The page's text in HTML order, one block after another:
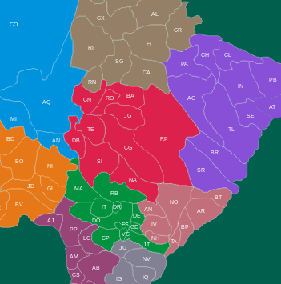
CO
AQ
MI
AN
CX
RI
AL
CR
FI
SG
BA
CA
PA
CH CL
PB
SE
TL
AG
BR
SR
BT
AR
RP
RO
JG
CG
SI
NA
TA
NH
JT
RB
MA
IT
DR
DO
CP
JU
NV
IQ
BD
BO
NI
JD
BV
PP
AJ
LC
AM
AB
DB
TE
CS
IG
IN
NO
BP
RN
CN
GL
AN
IV
FS
VC
GD
DE
AT